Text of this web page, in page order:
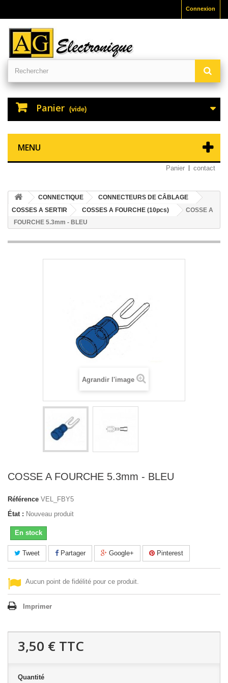
Connexion
Panier (vide)
MENU
Panier contact
CONNECTIQUE
CONNECTEURS DE CÂBLAGE
COSSES A SERTIR
COSSES A FOURCHE (10pcs)
COSSE A
FOURCHE 5.3mm - BLEU
Agrandir l'image
COSSE A FOURCHE 5.3mm - BLEU
Référence VEL_FBY5
État : Nouveau produit
En stock
Tweet Partager Google+ Pinterest
Aucun point de fidélité pour ce produit.
Imprimer
3,50 € TTC
Quantité